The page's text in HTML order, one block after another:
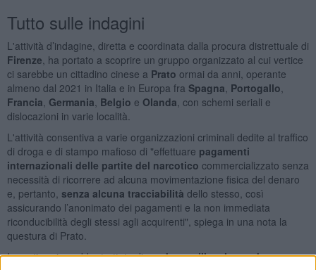
Tutto sulle indagini
L'attività d’indagine, diretta e coordinata dalla procura distrettuale di
Firenze , ha portato a scoprire un gruppo organizzato al cui vertice
ci sarebbe un cittadino cinese a Prato ormai da anni, operante
almeno dal 2021 in Italia e in Europa fra Spagna Portogallo
Francia Germania Belgio e Olanda , con schemi seriali e
dislocazioni in varie località.
L'attività consentiva a varie organizzazioni criminali dedite al traffico
di droga e di stampo mafioso di "effettuare pagamenti
internazionali delle partite del narcotico commercializzato senza
necessità di ricorrere ad alcuna movimentazione fisica del denaro
e, pertanto, senza alcuna tracciabilità dello stesso, così
assicurando l’anonimato dei pagamenti e la non immediata
riconducibilità degli stessi agli acquirenti", spiega in una nota la
questura di Prato.
In pratica si sarebbe trattato di unabanca illegale con base